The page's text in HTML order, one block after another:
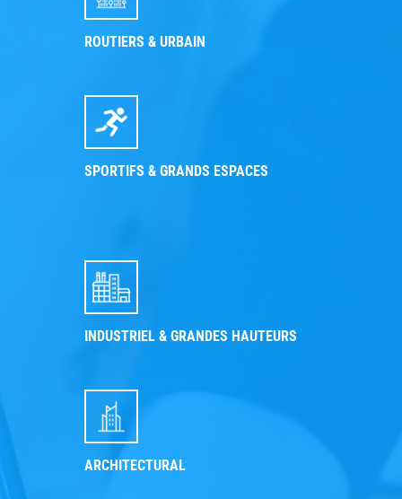
ROUTIERS & URBAIN
SPORTIFS & GRANDS ESPACES
INDUSTRIEL & GRANDES HAUTEURS
ARCHITECTURAL